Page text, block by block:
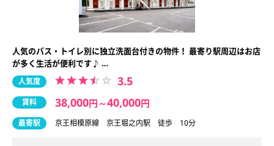
人気のバス・トイレ別に独立洗面台付きの物件！ 最寄り駅周辺はお店
が多く生活が便利です♪ …
人気度 3.5
賃料 38,000円 ～40,000円
最寄駅 京王相模原線 京王堀之内駅 徒歩 10分